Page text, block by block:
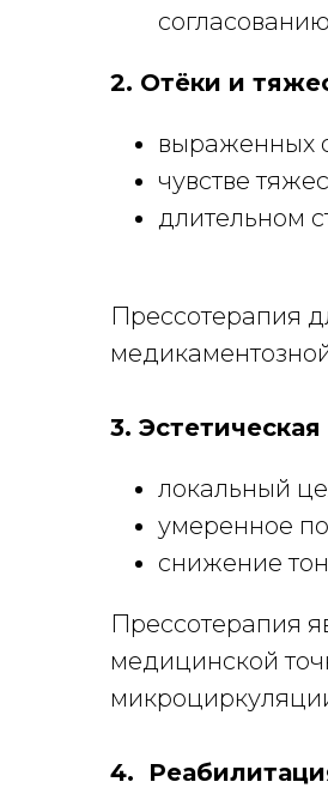
2. Отёки и
выраженных
чувстве
длительном
Прессотерапия
3.
локальный
умеренное
снижение
Прессотерапия
медицинской
4.